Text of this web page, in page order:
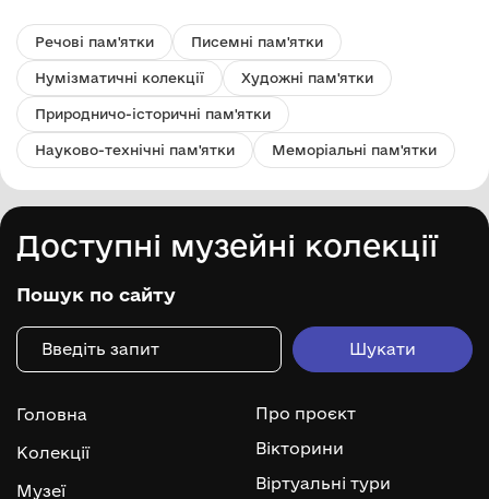
Речові пам'ятки Писемні пам'ятки
Нумізматичні колекції Художні пам'ятки
Природничо-історичні пам'ятки
Науково-технічні пам'ятки Меморіальні пам'ятки
Доступні музейні колекції
Пошук по сайту
Головна
Колекції
Музеї
Про проєкт
Вікторини
Віртуальні тури